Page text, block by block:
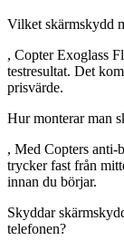
Vilket skärmskydd
, Copter Exoglass
testresultat. Det
prisvärde.
Hur monterar man
, Med Copters anti-
trycker fast från
innan du börjar.
Skyddar
telefonen?